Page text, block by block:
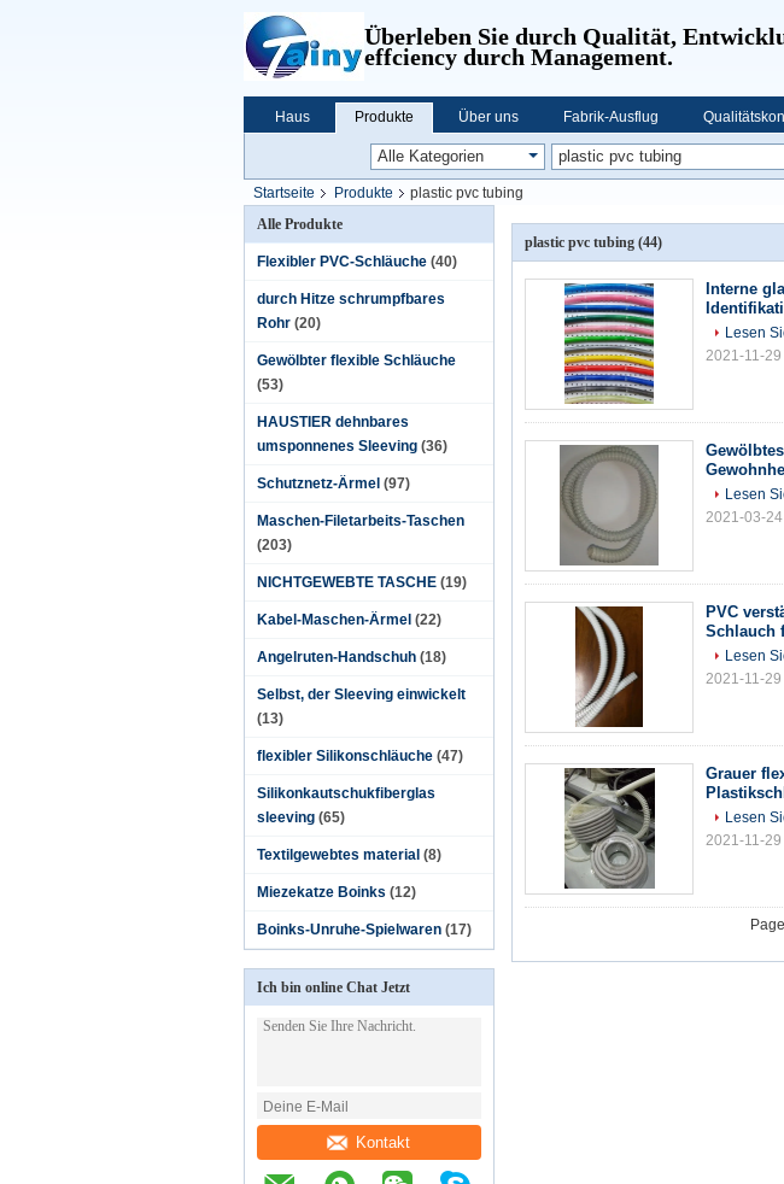
Überleben Sie durch Qualität,
effciency durch Management.
Haus Produkte Über uns Fabrik-Ausflug
Startseite Produkte
plastic pvc tubing
Alle Produkte
Flexibler PVC-Schläuche (40)
durch Hitze schrumpfbares
Rohr (20)
Gewölbter flexible Schläuche
(53)
HAUSTIER dehnbares
umsponnenes Sleeving (36)
Schutznetz-Ärmel (97)
Maschen-Filetarbeits-Taschen
(203)
NICHTGEWEBTE TASCHE (19)
Kabel-Maschen-Ärmel (22)
Angelruten-Handschuh (18)
Selbst, der Sleeving einwickelt
(13)
flexibler Silikonschläuche (47)
Silikonkautschukfiberglas
sleeving (65)
Textilgewebtes material (8)
Miezekatze Boinks (12)
Boinks-Unruhe-Spielwaren (17)
Ich bin online Chat Jetzt
Kontakt
plastic pvc tubing (44)
Interne
Lesen
2021-11-
Lesen
2021-03-
PVC
Schlauch
Lesen
2021-11-
Grauer
Lesen
2021-11-